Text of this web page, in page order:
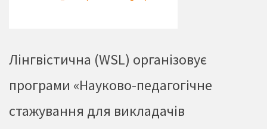
Лінгвістична (WSL) організовує
програми «Науково-педагогічне
стажування для викладачів